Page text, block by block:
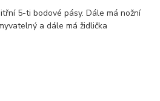
5-ti bodové pásy. Dále má nožní
a dále má židlička